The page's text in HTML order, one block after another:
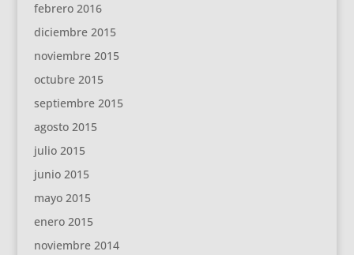
febrero 2016
diciembre 2015
noviembre 2015
octubre 2015
septiembre 2015
agosto 2015
julio 2015
junio 2015
mayo 2015
enero 2015
noviembre 2014